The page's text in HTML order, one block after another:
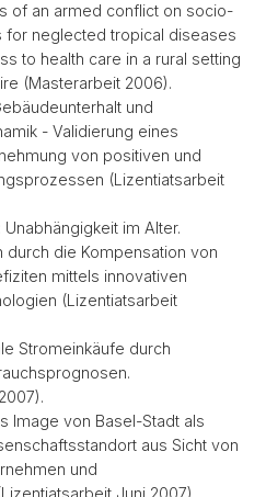
of an armed conflict on socio-
for neglected tropical diseases
to health care in a rural setting
(Masterarbeit 2006).
und
- Validierung eines
von positiven und
(Lizentiatsarbeit
im Alter.
durch die Kompensation von
mittels innovativen
(Lizentiatsarbeit
Stromeinkäufe durch
Image von Basel-Stadt als
aus Sicht von
und
Juni 2007).